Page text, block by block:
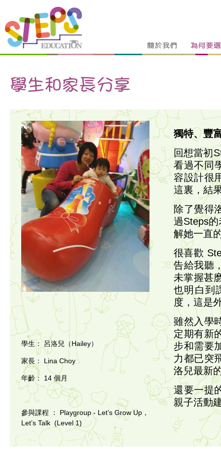
獨特、豐
回想當初
看過不同
容設計很
這裏，結
除了覺得
過Steps
解她一直
很喜歡
告給我聽
未掌握甚
也明白到
度，這是
雖然入學
定期有新
步和需要
力都已突
洛兒最新
還要一提
親子活動
學生： 呂洛兒（Hailey）
家長： Lina Choy
年齡： 14 個月
參與課程 ： Playgroup - Let’s Grow Up，
Let’s Talk (Level 1)